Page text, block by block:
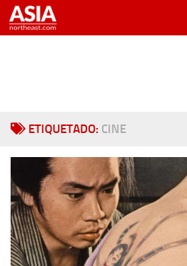
Saltar al contenido
ETIQUETADO: CINE